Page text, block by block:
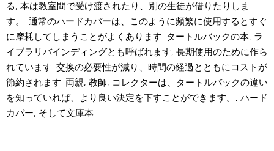
る, 本は教室間で受け渡されたり、別の生徒が借りたりしま
す。. 通常のハードカバーは、このように頻繁に使用するとすぐ
に摩耗してしまうことがよくあります. タートルバックの本, ラ
イブラリバインディングとも呼ばれます, 長期使用のために作ら
れています. 交換の必要性が減り、時間の経過とともにコストが
節約されます. 両親, 教師, コレクターは、タートルバックの違い
を知っていれば、より良い決定を下すことができます。, ハード
カバー, そして文庫本.